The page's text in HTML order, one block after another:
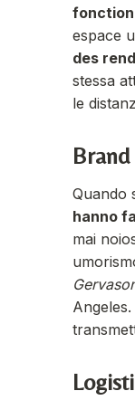
espace
des
stessa
le
Quando
hanno
mai